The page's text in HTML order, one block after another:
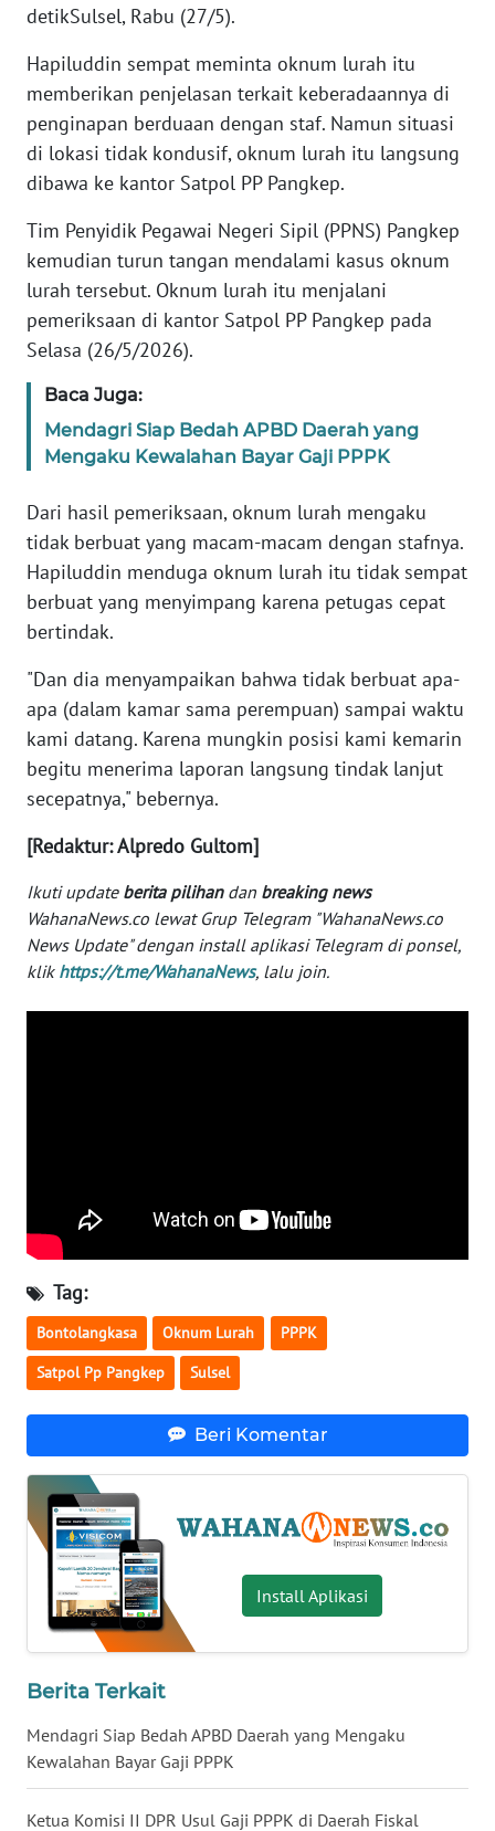
detikSulsel, Rabu (27/5).
Hapiluddin sempat meminta oknum lurah itu
memberikan penjelasan terkait keberadaannya di
penginapan berduaan dengan staf. Namun situasi
di lokasi tidak kondusif, oknum lurah itu langsung
dibawa ke kantor Satpol PP Pangkep.
Tim Penyidik Pegawai Negeri Sipil (PPNS) Pangkep
kemudian turun tangan mendalami kasus oknum
lurah tersebut. Oknum lurah itu menjalani
pemeriksaan di kantor Satpol PP Pangkep pada
Selasa (26/5/2026).
Baca Juga:
Mendagri Siap Bedah APBD Daerah yang
Mengaku Kewalahan Bayar Gaji PPPK
Dari hasil pemeriksaan, oknum lurah mengaku
tidak berbuat yang macam-macam dengan stafnya.
Hapiluddin menduga oknum lurah itu tidak sempat
berbuat yang menyimpang karena petugas cepat
bertindak.
"Dan dia menyampaikan bahwa tidak berbuat apa-
apa (dalam kamar sama perempuan) sampai waktu
kami datang. Karena mungkin posisi kami kemarin
begitu menerima laporan langsung tindak lanjut
secepatnya," bebernya.
[Redaktur: Alpredo Gultom]
Ikuti update berita pilihandan breaking news
WahanaNews.co lewat Grup Telegram "WahanaNews.co
News Update" dengan install aplikasi Telegram di ponsel,
klik https://t.me/WahanaNews, lalu join.
Tag:
Bontolangkasa Oknum Lurah PPPK
Satpol Pp Pangkep Sulsel
Beri Komentar
Install Aplikasi
Berita Terkait
Mendagri Siap Bedah APBD Daerah yang Mengaku
Kewalahan Bayar Gaji PPPK
Ketua Komisi II DPR Usul Gaji PPPK di Daerah Fiskal
Wahana
Regional
WN
SUMUT
JAKARTA
WN
WN
BANTEN
WN
NTT
KEPRI
WN
PAPUA
WN
PAPUA
BARAT
WN
SERAMBI
WN
JAMBI
SULTENG
WN
SULBAR
WN
BABEL
SUMBAR
WN
SUMSEL
WN
BENGKULU
WN